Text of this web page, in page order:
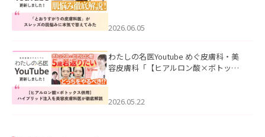
2026.06.05
わたしの名医Youtube めぐ皮膚科・美
容皮膚科「【ヒアルロン酸×ボトック
た。
2026.05.22